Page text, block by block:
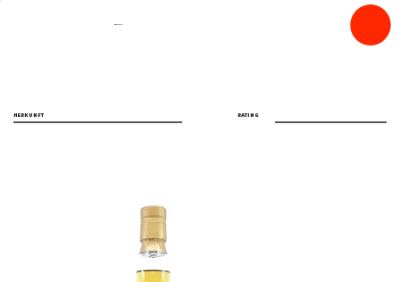
spiritfly
RATING
HERKUNFT